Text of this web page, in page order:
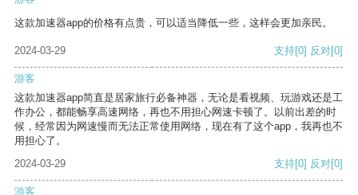
这款加速器app的价格有点贵，可以适当降低一些，这样会更加亲民。
2024-03-29 支持[0] 反对[0]
游客
这款加速器app简直是居家旅行必备神器，无论是看视频、玩游戏还是工
作办公，都能畅享高速网络，再也不用担心网速卡顿了。以前出差的时
候，经常因为网速慢而无法正常使用网络，现在有了这个app，我再也不
用担心了。
2024-03-29
支持[0] 反对[0]
游客